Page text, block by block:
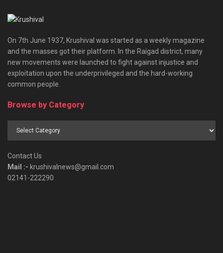
On 7th June 1937, Krushival was started as a weekly magazine
and the masses got their platform. In the Raigad district, many
new movements were launched to fight against injustice and
exploitation upon the underprivileged and the hard-working
common people.
Browse by Category
Contact Us
Mail :- krushivalnews@gmail.com
02141-222290